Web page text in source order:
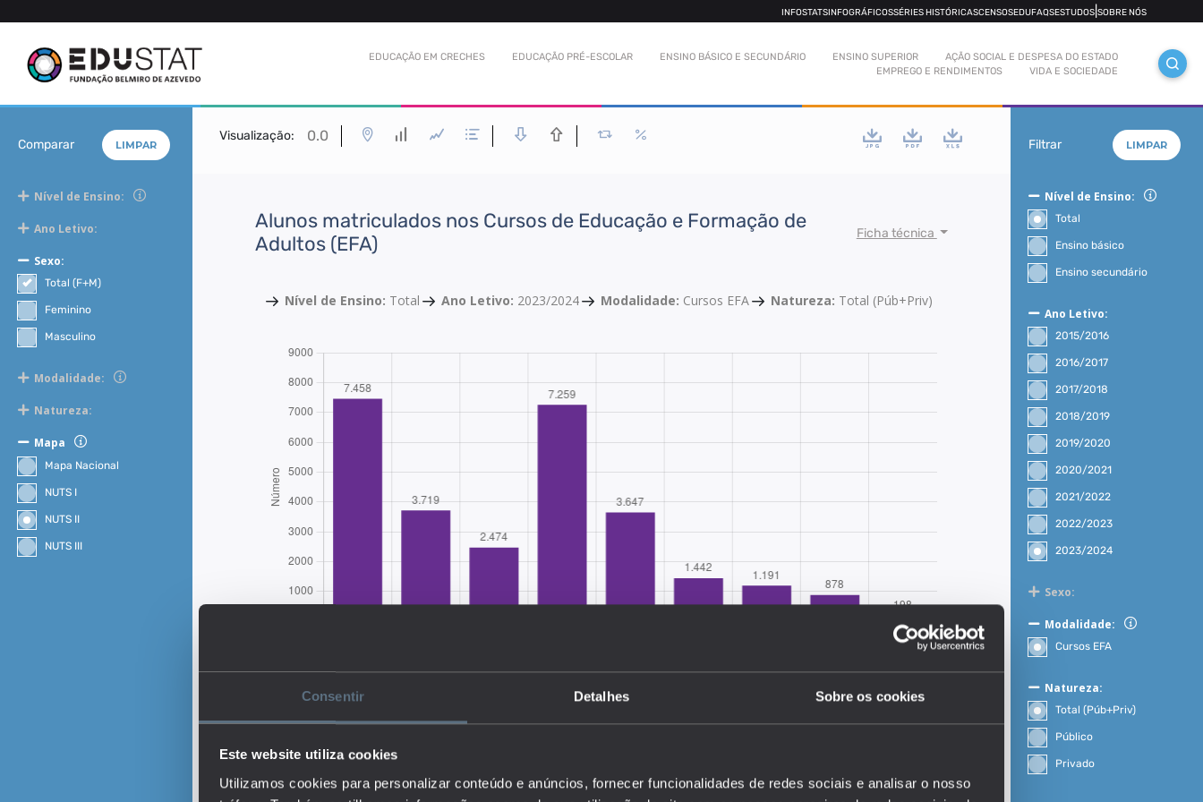
Consentir Detalhes Sobre os cookies
Este website utiliza cookies
Utilizamos cookies para personalizar conteúdo e anúncios, fornecer funcionalidades de redes sociais e analisar o nosso
INFOSTATSINFOGRÁFICOSSÉRIES HISTÓRICASCENSOSEDUFAQSESTUDOS SOBRE NÓS
EDUCAÇÃO EM CRECHES EDUCAÇÃO PRÉ-ESCOLAR ENSINO BÁSICO E SECUNDÁRIO ENSINO SUPERIOR
AÇÃO SOCIAL E DESPESA DO ESTADO
EMPREGO E RENDIMENTOS
VIDA E SOCIEDADE
Comparar LIMPAR
Nível de Ensino:
Ano Letivo:
Sexo:
Total (F+M)
Feminino
Masculino
Modalidade:
Natureza:
Mapa
Mapa Nacional
NUTS I
NUTS II
NUTS III
Visualização: 0.0
Alunos matriculados nos Cursos de Educação e Formação de
Adultos (EFA)
Ficha técnica
Nível de Ensino: Total Ano Letivo: 2023/2024 Modalidade: Cursos EFA Natureza: Total (Púb+Priv)
Descrição:
O indicador representao número de alunos matriculados nos Cursos de Educação e
Filtrar LIMPAR
Nível de Ensino:
Total
Ensino básico
Ensino secundário
Ano Letivo:
2015/2016
2016/2017
2017/2018
2018/2019
2019/2020
2020/2021
2021/2022
2022/2023
2023/2024
Sexo:
Modalidade:
Cursos EFA
Natureza:
Total (Púb+Priv)
Público
Privado